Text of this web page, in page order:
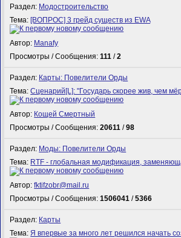
Раздел: Модостроительство
Тема: [ВОПРОС] 3 грейд существ из EWA
Автор: Manafy
Просмотры / Сообщения:111 /2
Раздел: Карты: Повелители Орды
Тема:Сценарий[L]: "Государь скорее жив, чем
Автор: Кощей Смертный
Просмотры / Сообщения:20611 /98
Раздел: Моды: Повелители Орды
Тема: RTF - глобальная модификация,
Автор:fktifzobr@mail.ru
Просмотры / Сообщения:1506041 /5366
Раздел: Карты
Тема:Я впервые за много лет решился начать